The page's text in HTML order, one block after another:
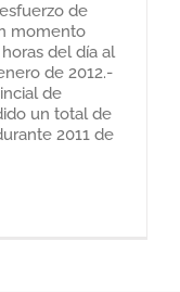
de
momento
del día al
de 2012.-
de
un total de
2011 de